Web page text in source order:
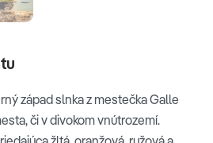
západ slnka z mestečka Galle
či v divokom vnútrozemí.